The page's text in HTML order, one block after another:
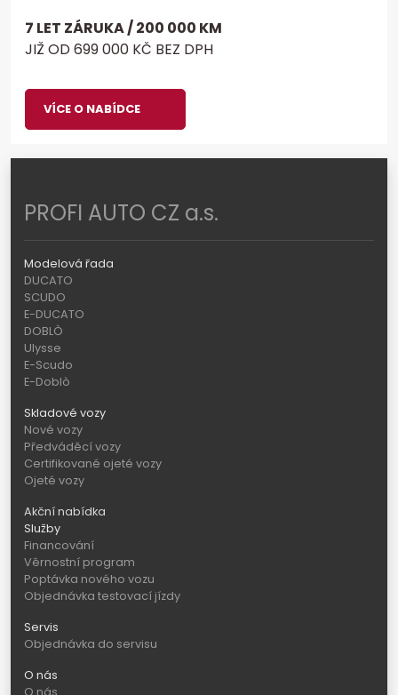
7 LET ZÁRUKA / 200 000 KM
JIŽ OD 699 000 KČ BEZ DPH
VÍCE O NABÍDCE
PROFI AUTO CZ a.s.
Modelová řada
DUCATO
SCUDO
E-DUCATO
DOBLÒ
Ulysse
E-Scudo
E-Doblò
Skladové vozy
Nové vozy
Předváděcí vozy
Certifikované ojeté vozy
Ojeté vozy
Akční nabídka
Služby
Financování
Věrnostní program
Poptávka nového vozu
Objednávka testovací jízdy
Servis
Objednávka do servisu
O nás